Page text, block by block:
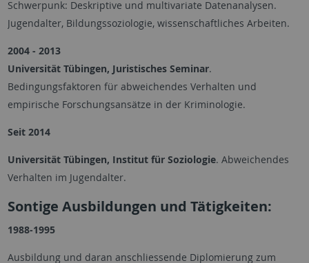
Schwerpunk: Deskriptive und multivariate Datenanalysen.
Jugendalter, Bildungssoziologie, wissenschaftliches Arbeiten.
2004 - 2013
Universität Tübingen, Juristisches Seminar.
Bedingungsfaktoren für abweichendes Verhalten und
empirische Forschungsansätze in der Kriminologie.
Seit 2014
Universität Tübingen, Institut für Soziologie. Abweichendes
Verhalten im Jugendalter.
Sontige Ausbildungen und Tätigkeiten:
1988-1995
Ausbildung und daran anschliessende Diplomierung zum